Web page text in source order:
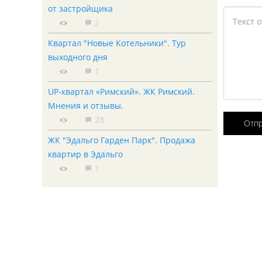
от застройщика
2
Квартал "Новые Котельники". Тур
выходного дня
1
UP-квартал «Римский». ЖК Римский.
Мнения и отзывы.
28
ЖК "Эдальго Гарден Парк". Продажа
квартир в Эдальго
1